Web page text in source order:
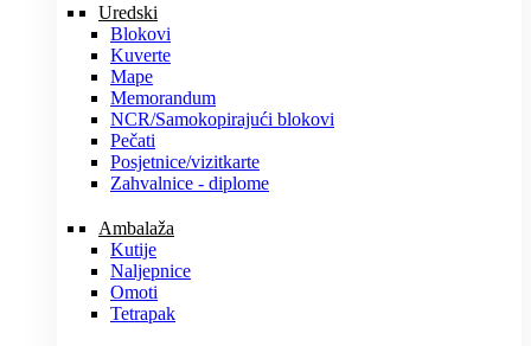
Uredski
Blokovi
Kuverte
Mape
Memorandum
NCR/Samokopirajući blokovi
Pečati
Posjetnice/vizitkarte
Zahvalnice - diplome
Ambalaža
Kutije
Naljepnice
Omoti
Tetrapak